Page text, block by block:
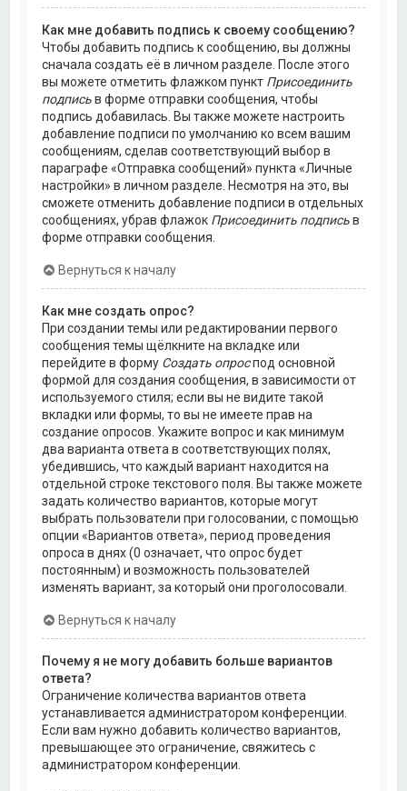
Как мне добавить подпись к своему сообщению?
Чтобы добавить подпись к сообщению, вы должны
сначала создать её в личном разделе. После этого
вы можете отметить флажком пункт Присоединить
подписьв форме отправки сообщения, чтобы
подпись добавилась. Вы также можете настроить
добавление подписи по умолчанию ко всем вашим
сообщениям, сделав соответствующий выбор в
параграфе «Отправка сообщений» пункта «Личные
настройки» в личном разделе. Несмотря на это, вы
сможете отменить добавление подписи в отдельных
сообщениях, убрав флажок Присоединить подписьв
форме отправки сообщения.
Вернуться к началу
Как мне создать опрос?
При создании темы или редактировании первого
сообщения темы щёлкните на вкладке или
перейдите в форму Создать опроспод основной
формой для создания сообщения, в зависимости от
используемого стиля; если вы не видите такой
вкладки или формы, то вы не имеете прав на
создание опросов. Укажите вопрос и как минимум
два варианта ответа в соответствующих полях,
убедившись, что каждый вариант находится на
отдельной строке текстового поля. Вы также можете
задать количество вариантов, которые могут
выбрать пользователи при голосовании, с помощью
опции «Вариантов ответа», период проведения
опроса в днях (0 означает, что опрос будет
постоянным) и возможность пользователей
изменять вариант, за который они проголосовали.
Вернуться к началу
Почему я не могу добавить больше вариантов
ответа?
Ограничение количества вариантов ответа
устанавливается администратором конференции.
Если вам нужно добавить количество вариантов,
превышающее это ограничение, свяжитесь с
администратором конференции.